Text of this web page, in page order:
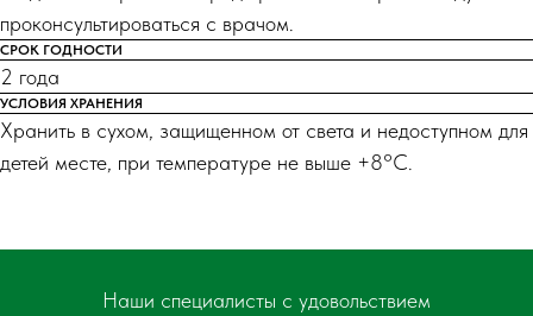
проконсультироваться с врачом.
СРОК ГОДНОСТИ
2 года
УСЛОВИЯ ХРАНЕНИЯ
Хранить в сухом, защищенном от света и недоступном для
детей месте, при температуре не выше +8°С.
Наши специалисты с удовольствием